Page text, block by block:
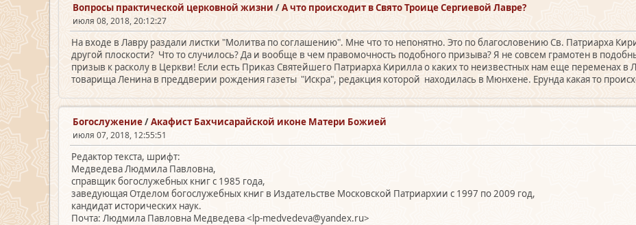
Вопросы практической церковной жизни /А что происходит в Свято Троице Сергиевой Лавре?
июля 08, 2018, 20:12:27
На входе в Лавру раздали листки "Молитва по соглашению". Мне что то непонятно. Это по благословению Св. Патриарха
другой плоскости? Что то случилось? Да и вообще в чем правомочность подобного призыва? Я не совсем грамотен в
призыв к расколу в Церкви! Если есть Приказ Святейшего Патриарха Кирилла о каких то неизвестных нам еще переменах в
товарища Ленина в преддверии рождения газеты "Искра", редакция которой находилась в Мюнхене. Ерунда какая то
Богослужение/Акафист Бахчисарайской иконе Матери Божией
июля 07, 2018, 12:55:51
Редактор текста, шрифт:
Медведева Людмила Павловна,
справщик богослужебных книг с 1985 года,
заведующая Отделом богослужебных книг в Издательстве Московской Патриархии с 1997 по 2009 год,
кандидат исторических наук.
Почта: Людмила Павловна Медведева <lp-medvedeva@yandex.ru>